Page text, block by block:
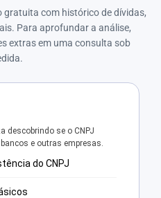
gratuita com histórico de dívidas,
Para aprofundar a análise,
extras em uma consulta sob
descobrindo se o CNPJ
e outras empresas.
do CNPJ